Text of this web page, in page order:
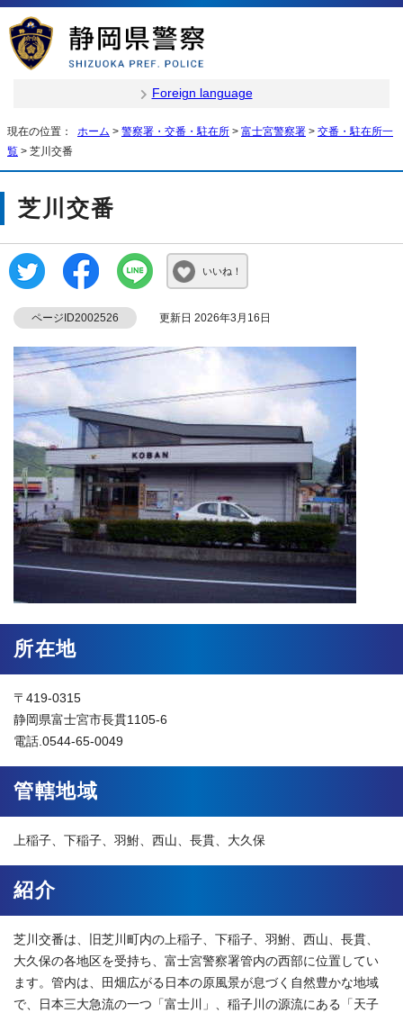
Foreign language
現在の位置： ホーム > 警察署・交番・駐在所 > 富士宮警察署 > 交番・駐在所一
覧 > 芝川交番
芝川交番
いいね！
ページID2002526 更新日 2026年3月16日
所在地
〒419-0315
静岡県富士宮市長貫1105-6
電話.0544-65-0049
管轄地域
上稲子、下稲子、羽鮒、西山、長貫、大久保
紹介
芝川交番は、旧芝川町内の上稲子、下稲子、羽鮒、西山、長貫、
大久保の各地区を受持ち、富士宮警察署管内の西部に位置してい
ます。管内は、田畑広がる日本の原風景が息づく自然豊かな地域
で、日本三大急流の一つ「富士川」、稲子川の源流にある「天子